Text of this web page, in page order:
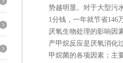
势越明显。对于大型污
1分钱，一年就节省146
厌氧生物处理的影响因
产甲烷反应是厌氧消化
甲烷菌的各项因素；主